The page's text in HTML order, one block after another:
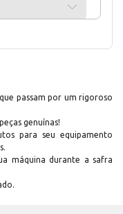
passam por um rigoroso
genuínas!
para seu equipamento
máquina durante a safra